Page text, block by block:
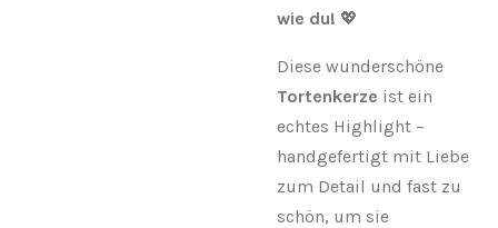
wie du! 💖
Diese wunderschöne
Tortenkerze ist ein
echtes Highlight –
handgefertigt mit Liebe
zum Detail und fast zu
schön, um sie